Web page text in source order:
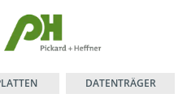
DATENTRÄGER